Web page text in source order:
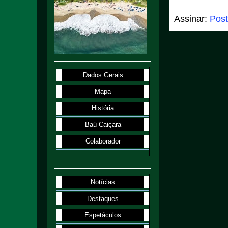
Assinar:
Dados Gerais
Mapa
História
Baú Caiçara
Colaborador
Notícias
Destaques
Espetáculos